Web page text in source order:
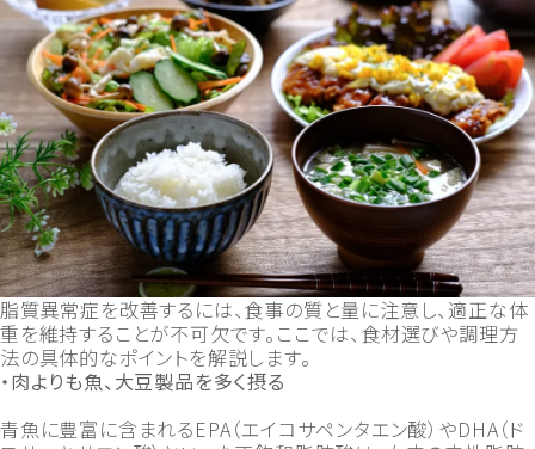
脂質異常症を改善するには、食事の質と量に注意し、適正な体
重を維持することが不可欠です。ここでは、食材選びや調理方
法の具体的なポイントを解説します。
・肉よりも魚、大豆製品を多く摂る
青魚に豊富に含まれるEPA（エイコサペンタエン酸）やDHA（ド